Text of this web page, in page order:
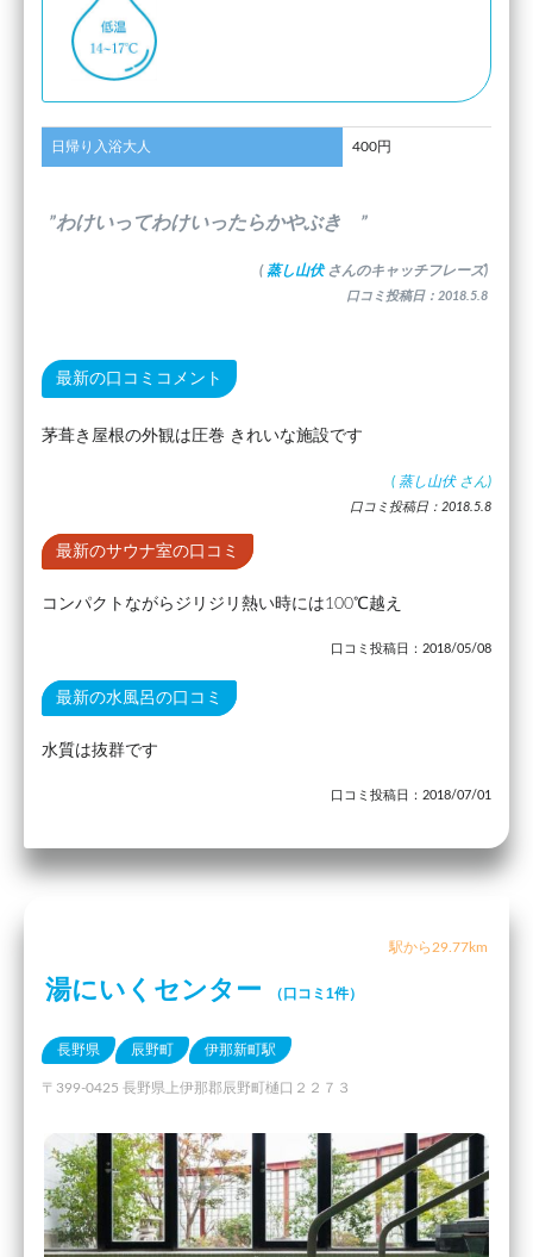
日帰り入浴大人 400円
”わけいってわけいったらかやぶき ”
( 蒸し山伏 さんのキャッチフレーズ)
口コミ投稿日：2018.5.8
最新の口コミコメント
茅葺き屋根の外観は圧巻 きれいな施設です
( 蒸し山伏 さん)
口コミ投稿日：2018.5.8
最新のサウナ室の口コミ
コンパクトながらジリジリ熱い時には100℃越え
口コミ投稿日：2018/05/08
最新の水風呂の口コミ
水質は抜群です
口コミ投稿日：2018/07/01
駅から29.77km
湯にいくセンター （口コミ1件）
長野県 辰野町 伊那新町駅
〒399-0425 長野県上伊那郡辰野町樋口２２７３